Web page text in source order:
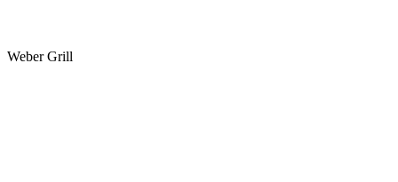
Weber Grill